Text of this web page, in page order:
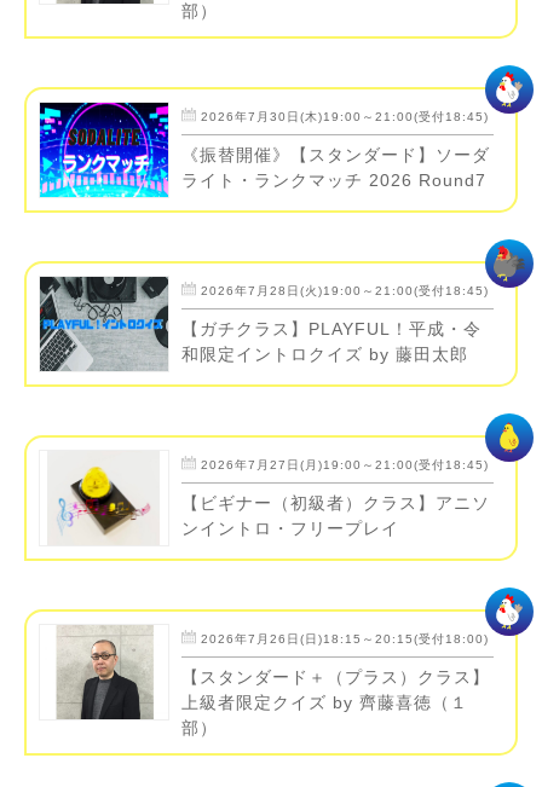
部）
2026年7月30日(木)19:00～21:00(受付18:45)
《振替開催》【スタンダード】ソーダ
ライト・ランクマッチ 2026 Round7
2026年7月28日(火)19:00～21:00(受付18:45)
【ガチクラス】PLAYFUL！平成・令
和限定イントロクイズ by 藤田太郎
2026年7月27日(月)19:00～21:00(受付18:45)
【ビギナー（初級者）クラス】アニソ
ンイントロ・フリープレイ
2026年7月26日(日)18:15～20:15(受付18:00)
【スタンダード＋（プラス）クラス】
上級者限定クイズ by 齊藤喜徳（１
部）